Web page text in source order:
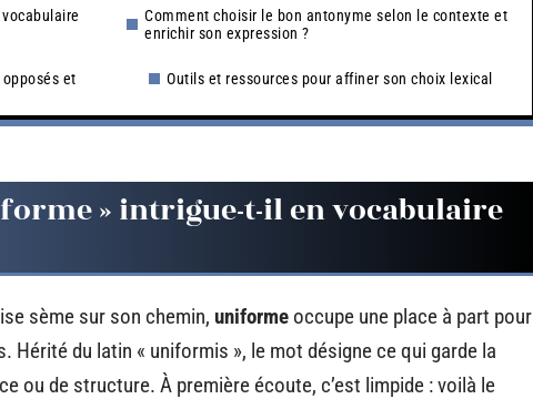
et
Comment choisir le bon antonyme selon le contexte et
enrichir son expression ?
Outils et ressources pour affiner son choix lexical
» intrigue-t-il en vocabulaire
sème sur son chemin, uniforme occupe une place à part pour
Hérité du latin « uniformis », le mot désigne ce qui garde la
ou de structure. À première écoute, c’est limpide : voilà le